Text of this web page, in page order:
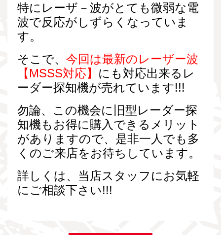
特にレーザ－波がとても微弱な電
波で反応がしずらくな っていま
す。
そこで、 今回は最新のレーザー波
【MSSS対応】 にも対応出来るレ
ーダー探知機が売れています!!!
勿論、この機会に旧型レーダー探
知機もお得に購入でき るメリット
がありますので、是非一人でも多
くのご来店をお待ちしています。
詳しくは、当店スタッフにお気軽
にご相談下さい!!!